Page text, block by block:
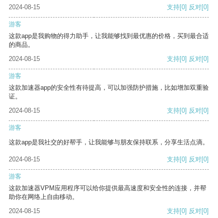
2024-08-15 支持[0] 反对[0]
游客
这款app是我购物的得力助手，让我能够找到最优惠的价格，买到最合适
的商品。
2024-08-15
支持[0] 反对[0]
游客
这款加速器app的安全性有待提高，可以加强防护措施，比如增加双重验
证。
2024-08-15
支持[0] 反对[0]
游客
这款app是我社交的好帮手，让我能够与朋友保持联系，分享生活点滴。
2024-08-15 支持[0] 反对[0]
游客
这款加速器VPM应用程序可以给你提供最高速度和安全性的连接，并帮
助你在网络上自由移动。
2024-08-15
支持[0] 反对[0]